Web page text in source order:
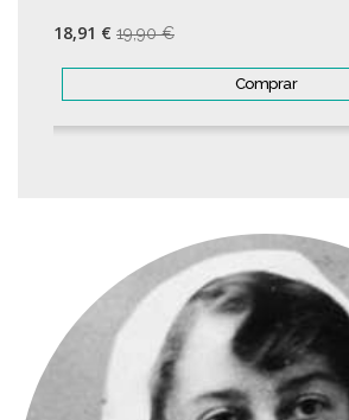
18,91 € 19,90 €
Comprar